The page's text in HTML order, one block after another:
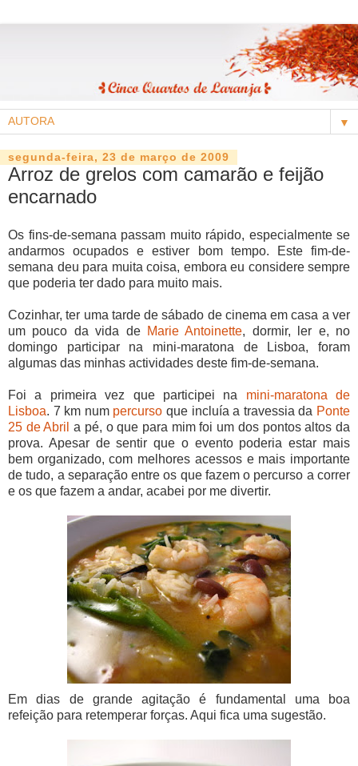
▼
segunda-feira, 23 de março de 2009
Arroz de grelos com camarão e feijão
encarnado
Os fins-de-semana passam muito rápido, especialmente se
andarmos ocupados e estiver bom tempo. Este fim-de-
semana deu para muita coisa, embora eu considere sempre
que poderia ter dado para muito mais.
Cozinhar, ter uma tarde de sábado de cinema em casa a ver
um pouco da vida de Marie Antoinette, dormir, ler e, no
domingo participar na mini-maratona de Lisboa, foram
algumas das minhas actividades deste fim-de-semana.
Foi a primeira vez que participei na mini-maratona de
Lisboa. 7 km num percurso que incluía a travessia da Ponte
25 de Abril a pé, o que para mim foi um dos pontos altos da
prova. Apesar de sentir que o evento poderia estar mais
bem organizado, com melhores acessos e mais importante
de tudo, a separação entre os que fazem o percurso a correr
e os que fazem a andar, acabei por me divertir.
Em dias de grande agitação é fundamental uma boa
refeição para retemperar forças. Aqui fica uma sugestão.